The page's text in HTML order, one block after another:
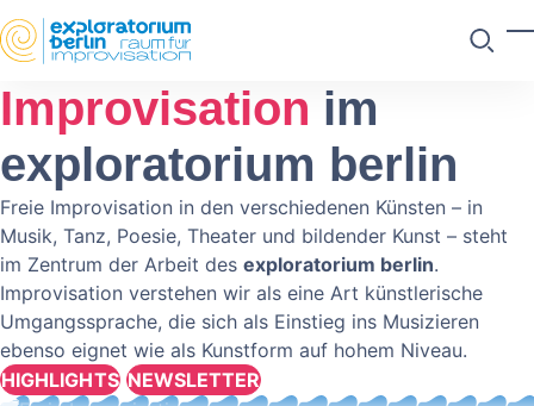
Skip to main content
Improvisation im
exploratorium berlin
Freie Improvisation in den verschiedenen Künsten – in
Musik, Tanz, Poesie, Theater und bildender Kunst – steht
im Zentrum der Arbeit des exploratorium berlin.
Improvisation verstehen wir als eine Art künstlerische
Umgangssprache, die sich als Einstieg ins Musizieren
ebenso eignet wie als Kunstform auf hohem Niveau.
HIGHLIGHTS NEWSLETTER